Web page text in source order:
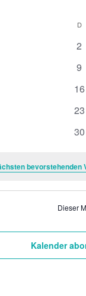
D
0
2
0
9
0
16
0
23
0
30
bevorstehenden
Dieser
Kalender